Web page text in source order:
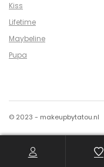
Kiss
Lifetime
Maybeline
Pupa
© 2023 - makeupbytatou.nl